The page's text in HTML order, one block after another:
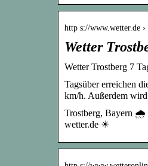
http s://www.wetter.de
Wetter
Wetter Trostberg 7
Tagsüber erreichen
km/h. Außerdem
Trostberg, Bayern 🌧️
wetter.de ☀